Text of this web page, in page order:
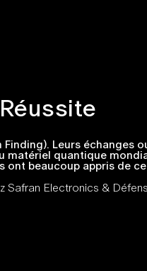
Leurs échanges
quantique
ont beaucoup appris de
Safran Electronics &